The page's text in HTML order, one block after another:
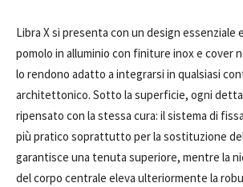
Libra X si presenta con un design essenziale
pomolo in alluminio con finiture inox e cover
lo rendono adatto a integrarsi in qualsiasi
architettonico. Sotto la superficie, ogni
ripensato con la stessa cura: il sistema di
più pratico soprattutto per la sostituzione
garantisce una tenuta superiore, mentre la
del corpo centrale eleva ulteriormente la